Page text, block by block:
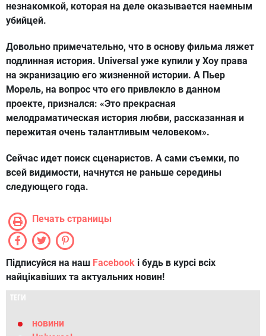
незнакомкой, которая на деле оказывается наемным
убийцей.
Довольно примечательно, что в основу фильма ляжет
подлинная история. Universal уже купили у Хоу права
на экранизацию его жизненной истории. А Пьер
Морель, на вопрос что его привлекло в данном
проекте, признался: «Это прекрасная
мелодраматическая история любви, рассказанная и
пережитая очень талантливым человеком».
Сейчас идет поиск сценаристов. А сами съемки, по
всей видимости, начнутся не раньше середины
следующего года.
Печать страницы
Підписуйся на наш Facebook і будь в курсі всіх
найцікавіших та актуальних новин!
ТЕГИ
новини